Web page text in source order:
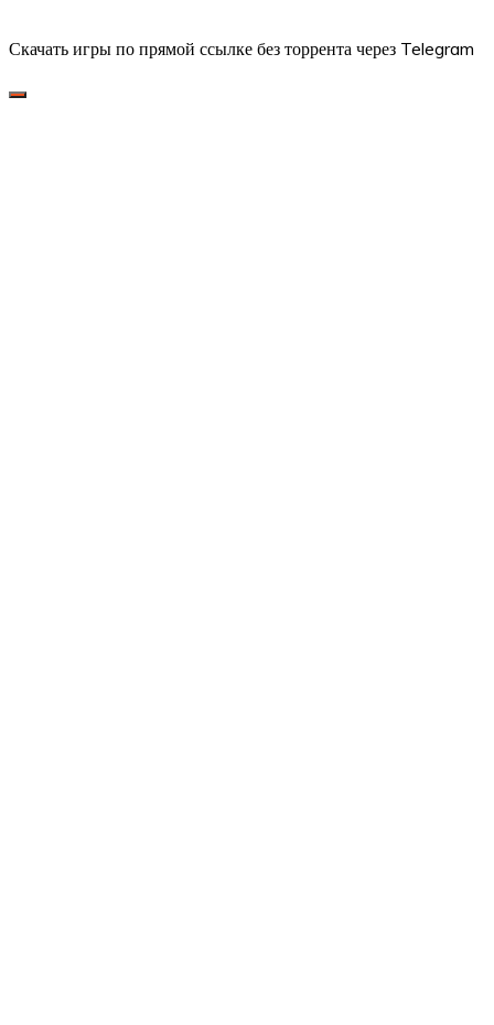
Скачать игры по прямой ссылке без торрента через Telegram